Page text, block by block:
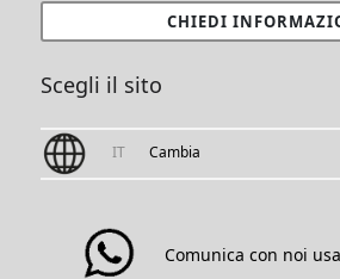
CHIEDI
Scegli il sito
IT Cambia
Comunica con noi